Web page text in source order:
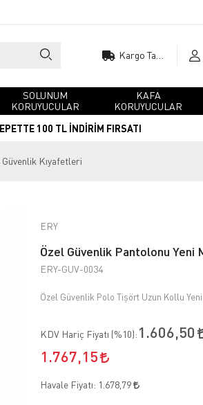
SOLUNUM
KORUYUCULAR
KAFA
KORUYUCULAR
100 TL İNDİRİM FIRSATI
Güvenlik Kıyafetleri
ERY
Özel Güvenlik Pantolonu
ERY-GUV-0034
Özel Güvenlik Polo Tişört Uzun Kollu
KDV Hariç Fiyatı (%10): 1.606,50
1.767,15
Havale Fiyatı: 1.678,79